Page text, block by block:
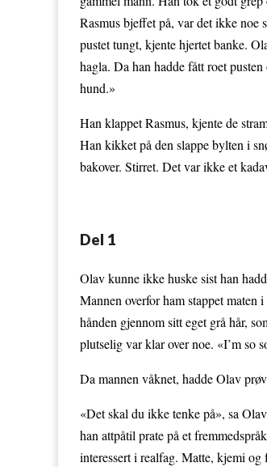
Rasmus bjeffet på, var det ikke noe
pustet tungt, kjente hjertet banke.
hagla. Da han hadde fått roet
hund.»
Han klappet Rasmus, kjente de
Han kikket på den slappe bylten i
bakover. Stirret. Det var ikke et
Del 1
Olav kunne ikke huske sist han
Mannen overfor ham stappet
hånden gjennom sitt eget grå hår,
plutselig var klar over noe. «I’m so
Da mannen våknet, hadde Olav
«Det skal du ikke tenke på», sa
han attpåtil prate på et
interessert i realfag. Matte, kjemi